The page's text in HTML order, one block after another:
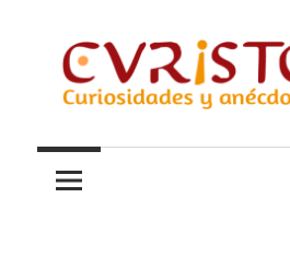
contenido
Curistoria
y
anécdotas